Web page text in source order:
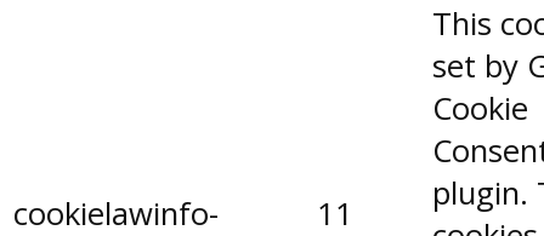
cookielawinfo-
11
This
set by
Cookie
plugin.